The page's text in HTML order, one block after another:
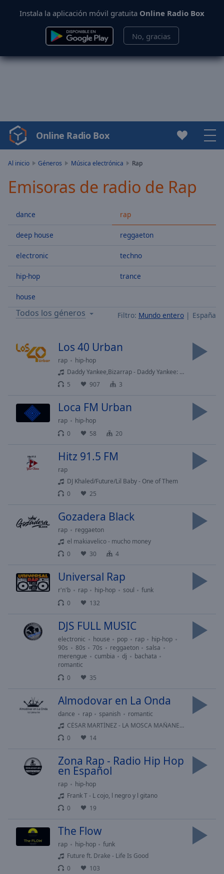
Instala la aplicación móvil gratuita Online Radio Box
No, gracias
Video
Player
Play
Video
Skip
Skip
Mute
Time0:00
Duration
Loaded :
0.00%
Type
LIVE
Seek to
Time-
Descriptions
descriptions
Subtitles
subtitles
subtitles
settings
Track
Fullscreen
Beginning
Online Radio Box
Al inicio Géneros Música electrónica Rap
Emisoras de radio de Rap
dance
deep house
electronic
hip-hop
house
rap
reggaeton
techno
trance
Filtro: Mundo entero España
Todos los géneros
Los 40 Urban
rap
hip-hop
Daddy Yankee,Bizarrap - Daddy Yankee: Bzrp music sessions Vol. 0/66
5
907 3
Loca FM Urban
rap
hip-hop
0
58 20
Hitz 91.5 FM
rap
DJ Khaled/Future/Lil Baby - One of Them
0
25
Gozadera Black
rap
reggaeton
el makiavelico - mucho money
0
30 4
Universal Rap
r'n'b rap hip-hop soul
funk
0
132
DJS FULL MUSIC
electronic house pop rap
hip-hop
90s
80s 70s reggaeton
salsa
merengue
cumbia dj
bachata
romantic
0
35
Almodovar en La Onda
dance rap spanish
romantic
CÉSAR MARTÍNEZ - LA MOSCA MAÑANERA
0
14
Zona Rap - Radio Hip Hop
en Español
rap
hip-hop
Frank T - L cojo, l negro y l gitano
0
19
The Flow
rap hip-hop
funk
Future ft. Drake - Life Is Good
0
103